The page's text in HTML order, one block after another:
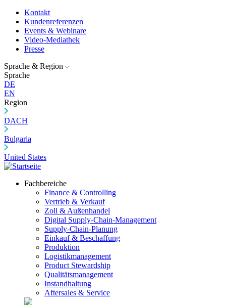
Kontakt
Kundenreferenzen
Events & Webinare
Video-Mediathek
Presse
Sprache & Region
Sprache
DE
EN
Region
DACH
Bulgaria
United States
Fachbereiche
Finance & Controlling
Vertrieb & Verkauf
Zoll & Außenhandel
Digital Supply-Chain-Management
Supply-Chain-Planung
Einkauf & Beschaffung
Produktion
Logistikmanagement
Product Stewardship
Qualitätsmanagement
Instandhaltung
Aftersales & Service